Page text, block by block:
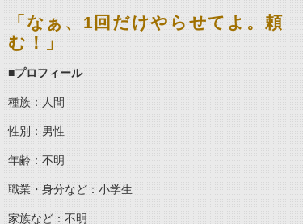
「なぁ、1回だけやらせてよ。頼
む！」
■プロフィール
種族：人間
性別：男性
年齢：不明
職業・身分など：小学生
家族など：不明